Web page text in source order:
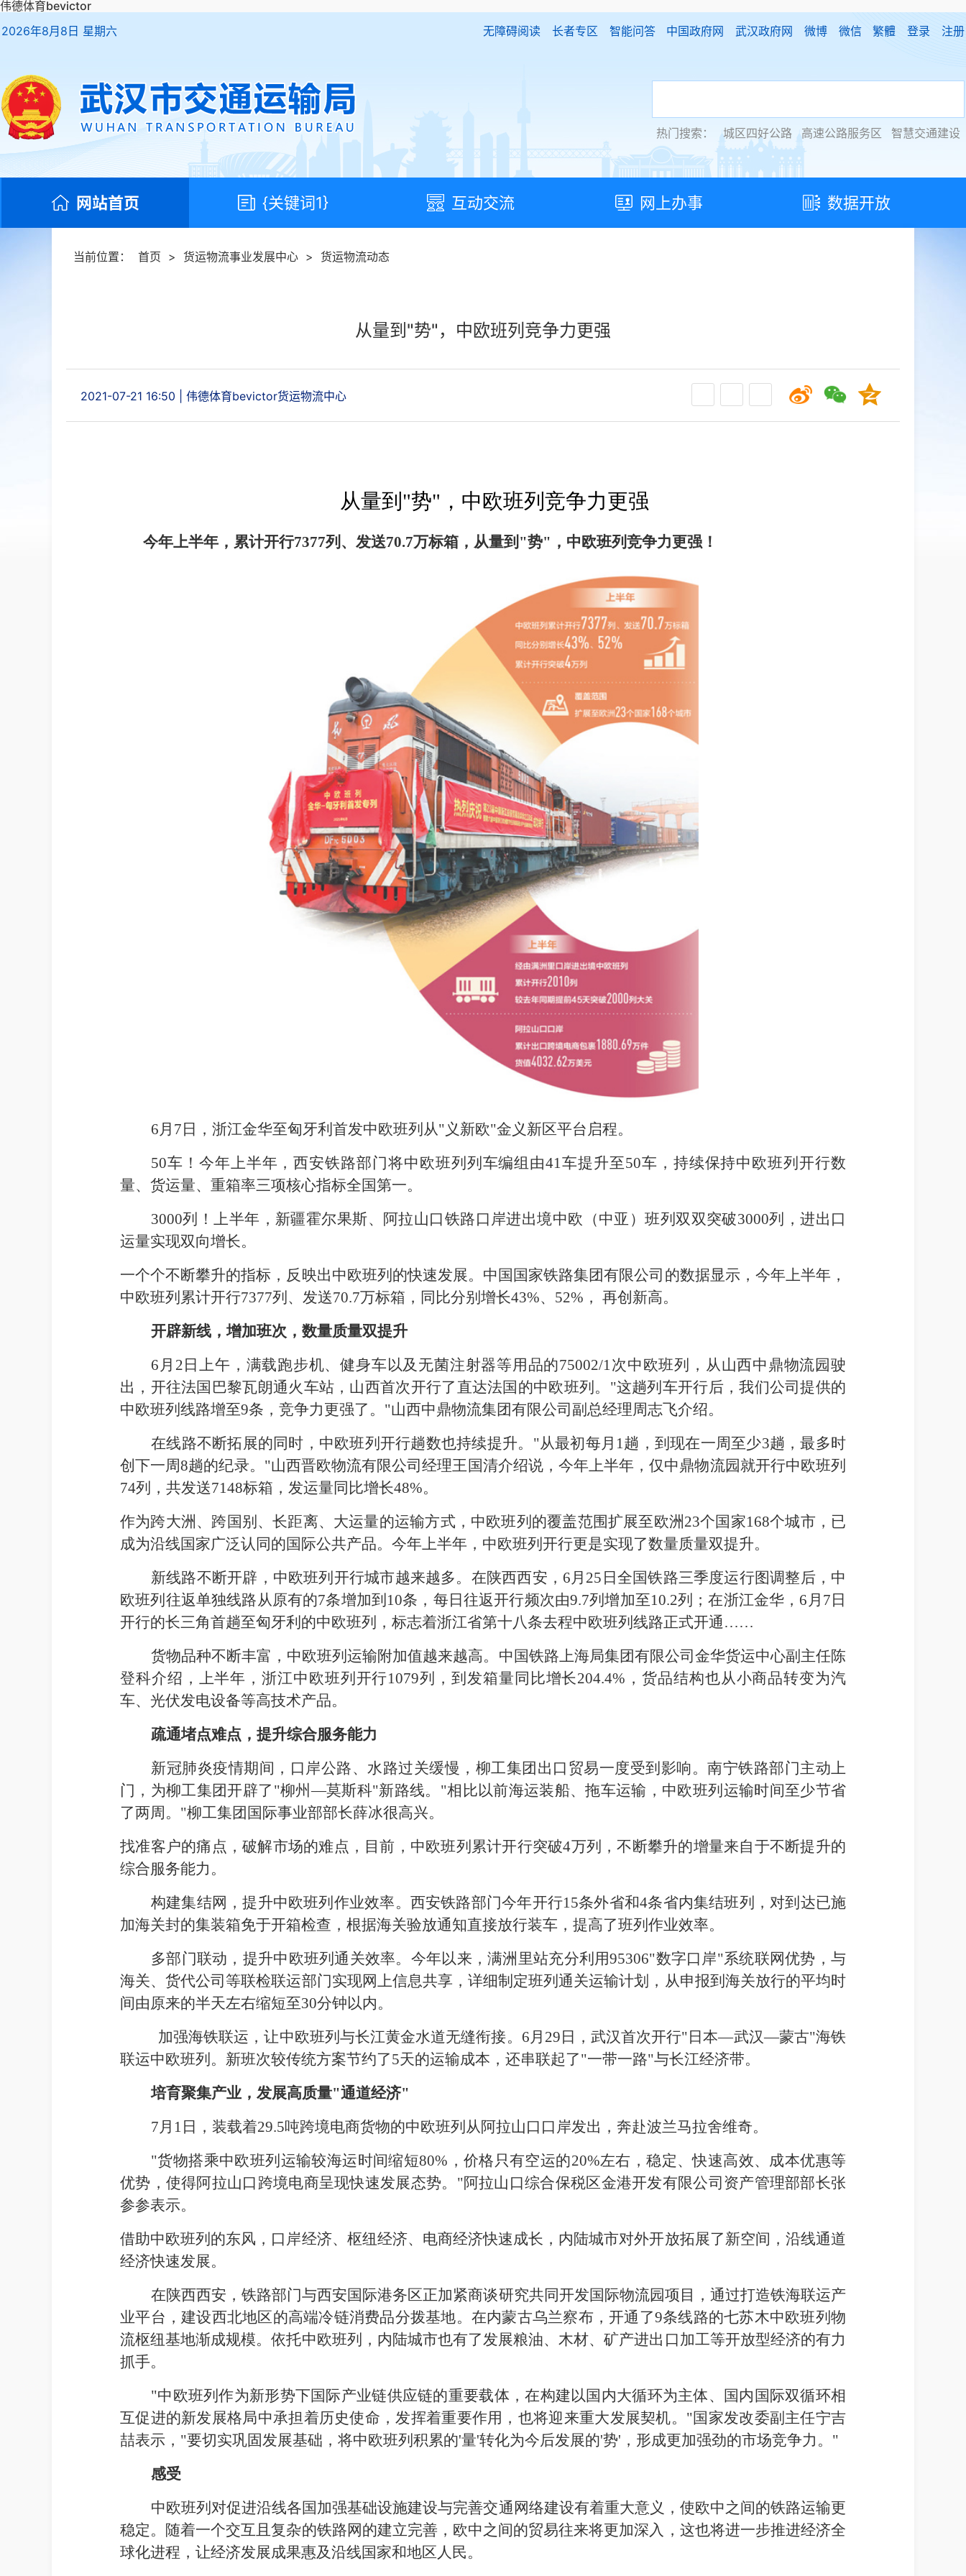
伟德体育bevictor
2026年8月8日 星期六
无障碍阅读 长者专区 智能问答 中国政府网 武汉政府网 微博 微信 繁體 登录 注册
热门搜索： 城区四好公路 高速公路服务区 智慧交通建设
网站首页 {关键词1} 互动交流 网上办事 数据开放
当前位置： 首页 > 货运物流事业发展中心 > 货运物流动态
从量到"势"，中欧班列竞争力更强
2021-07-21 16:50 伟德体育bevictor货运物流中心
从量到"势"，中欧班列竞争力更强
今年上半年，累计开行7377列、发送70.7万标箱， 从量到"势"，中欧班列竞争力更强！
6 月7日 ，浙江金华至匈牙利首发中欧班列从"义新欧"金义新区平台启程。
50车！今年上半年，西安铁路部门将中欧班列列车编组由41车提升至50车，持续保持中欧班列开行数
量、货运量、重箱率三项核心指标全国第一。
3000列！上半年，新疆霍尔果斯、阿拉山口铁路口岸进出境中欧（中亚）班列双双突破3000列，进出口
运量实现双向增长。
一个个不断攀升的指标，反映出中欧班列的快速发展。中国国家铁路集团有限公司的数据显示，今年上半年，
中欧班列累计开行7377列、发送70.7万标箱，同比分别增长43%、52%， 再创新高。
开辟新线，增加班次，数量质量双提升
6 月2日
上午，满载跑步机、健身车以及无菌注射器等用品的75002/1次中欧班列，从山西中鼎物流园驶
出，开往法国巴黎瓦朗通火车站，山西首次开行了直达法国的中欧班列。"这趟列车开行后，我们公司提供的
中欧班列线路增至9条，竞争力更强了。"山西中鼎物流集团有限公司副总经理周志飞介绍。
在线路不断拓展的同时，中欧班列开行趟数也持续提升。"从最初每月1趟，到现在一周至少3趟，最多时
创下一周8趟的纪录。"山西晋欧物流有限公司经理王国清介绍说，今年上半年，仅中鼎物流园就开行中欧班列
74列，共发送7148标箱，发运量同比增长48%。
作为跨大洲、跨国别、长距离、大运量的运输方式，中欧班列的覆盖范围扩展至欧洲23个国家168个城市，已
成为沿线国家广泛认同的国际公共产品。今年上半年，中欧班列开行更是实现了数量质量双提升。
新线路不断开辟，中欧班列开行城市越来越多。在陕西西安，6月25日全国铁路三季度运行图调整后，中
欧班列往返单独线路从原有的7条增加到10条，每日往返开行频次由9.7列增加至10.2列；在浙江金华，6月7日
开行的长三角首趟至匈牙利的中欧班列，标志着浙江省第十八条去程中欧班列线路正式开通……
货物品种不断丰富，中欧班列运输附加值越来越高。中国铁路上海局集团有限公司金华货运中心副主任陈
登科介绍，上半年，浙江中欧班列开行1079列，到发箱量同比增长204.4%，货品结构也从小商品转变为汽
车、光伏发电设备等高技术产品。
疏通堵点难点，提升综合服务能力
新冠肺炎疫情期间，口岸公路、水路过关缓慢，柳工集团出口贸易一度受到影响。南宁铁路部门主动上
门，为柳工集团开辟了"柳州—莫斯科"新路线。"相比以前海运装船、拖车运输，中欧班列运输时间至少节省
了两周。"柳工集团国际事业部部长薛冰很高兴。
找准客户的痛点，破解市场的难点，目前，中欧班列累计开行突破4万列，不断攀升的增量来自于不断提升的
综合服务能力。
构建集结网，提升中欧班列作业效率。西安铁路部门今年开行15条外省和4条省内集结班列，对到达已施
加海关封的集装箱免于开箱检查，根据海关验放通知直接放行装车，提高了班列作业效率。
多部门联动，提升中欧班列通关效率。今年以来，满洲里站充分利用95306"数字口岸"系统联网优势，与
海关、货代公司等联检联运部门实现网上信息共享，详细制定班列通关运输计划，从申报到海关放行的平均时
间由原来的半天左右缩短至30分钟以内。
加强海铁联运，让中欧班列与长江黄金水道无缝衔接。6月29日，武汉首次开行"日本—武汉—蒙古"海铁
联运中欧班列。新班次较传统方案节约了5天的运输成本，还串联起了"一带一路"与长江经济带。
培育聚集产业，发展高质量"通道经济"
7 月1日 ，装载着29.5吨跨境电商货物的中欧班列从阿拉山口口岸发出，奔赴波兰马拉舍维奇。
"货物搭乘中欧班列运输较海运时间缩短80%，价格只有空运的20%左右，稳定、快速高效、成本优惠等
优势，使得阿拉山口跨境电商呈现快速发展态势。"阿拉山口综合保税区金港开发有限公司资产管理部部长张
参参表示。
借助中欧班列的东风，口岸经济、枢纽经济、电商经济快速成长，内陆城市对外开放拓展了新空间，沿线通道
经济快速发展。
在陕西西安，铁路部门与西安国际港务区正加紧商谈研究共同开发国际物流园项目，通过打造铁海联运产
业平台，建设西北地区的高端冷链消费品分拨基地。在内蒙古乌兰察布，开通了9条线路的七苏木中欧班列物
流枢纽基地渐成规模。依托中欧班列，内陆城市也有了发展粮油、木材、矿产进出口加工等开放型经济的有力
抓手。
"中欧班列作为新形势下国际产业链供应链的重要载体，在构建以国内大循环为主体、国内国际双循环相
互促进的新发展格局中承担着历史使命，发挥着重要作用，也将迎来重大发展契机。"国家发改委副主任宁吉
喆表示，"要切实巩固发展基础，将中欧班列积累的'量'转化为今后发展的'势'，形成更加强劲的市场竞争力。"
感受
中欧班列对促进沿线各国加强基础设施建设与完善交通网络建设有着重大意义，使欧中之间的铁路运输更
稳定。随着一个交互且复杂的铁路网的建立完善，欧中之间的贸易往来将更加深入，这也将进一步推进经济全
球化进程，让经济发展成果惠及沿线国家和地区人民。